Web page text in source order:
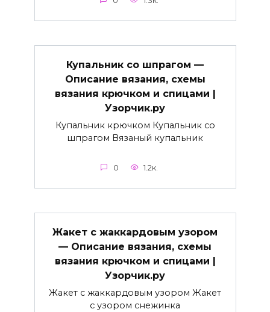
Купальник со шпрагом —
Описание вязания, схемы
вязания крючком и спицами |
Узорчик.ру
Купальник крючком Купальник со
шпрагом Вязаный купальник
0 1.2к.
Жакет с жаккардовым узором
— Описание вязания, схемы
вязания крючком и спицами |
Узорчик.ру
Жакет с жаккардовым узором Жакет
с узором снежинка